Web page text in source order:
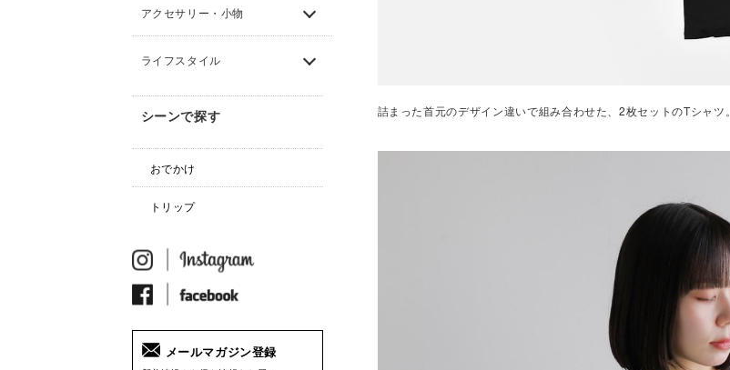
アクセサリー・小物
ライフスタイル
シーンで探す
おでかけ
トリップ
メールマガジン登録
詰まった首元のデザイン違いで組み合わせた、2枚セットのTシャツ。